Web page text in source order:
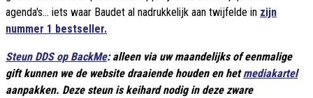
agenda's... iets waar Baudet al nadrukkelijk aan twijfelde in zijn
nummer 1 bestseller.
Steun DDS op BackMe: alleen via uw maandelijks of eenmalige
gift kunnen we de website draaiende houden en hetmediakartel
aanpakken. Deze steun is keihard nodig in deze zware